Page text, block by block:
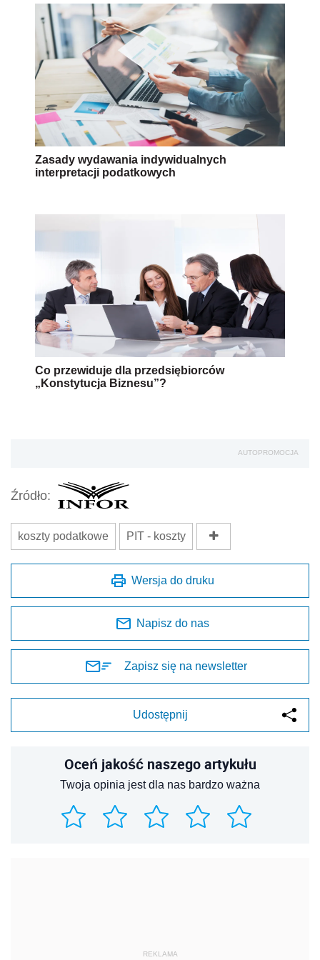
Zasady wydawania indywidualnych
interpretacji podatkowych
Co przewiduje dla przedsiębiorców
„Konstytucja Biznesu”?
AUTOPROMOCJA
Źródło:
koszty podatkowe PIT - koszty
Wersja do druku
Napisz do nas
Zapisz się na newsletter
Udostępnij
Oceń jakość naszego artykułu
Twoja opinia jest dla nas bardzo ważna
REKLAMA